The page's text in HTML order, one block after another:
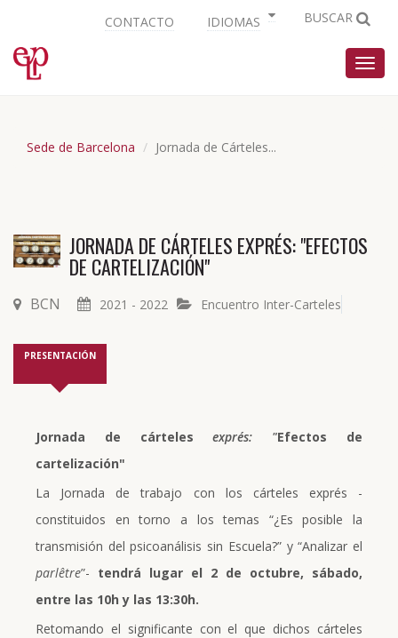
CONTACTO IDIOMAS BUSCAR
Sede de Barcelona Jornada de Cárteles...
JORNADA DE CÁRTELES EXPRÉS: "EFECTOS
DE CARTELIZACIÓN"
BCN 2021 - 2022 Encuentro Inter-Carteles
PRESENTACIÓN
Jornada de cártelesexprés: "Efectos de
cartelización"
La Jornada de trabajo con los cárteles exprés -
constituidos en torno a los temas “¿Es posible la
transmisión del psicoanálisis sin Escuela?” y “Analizar el
parlêtre”- tendrá lugar el 2 de octubre, sábado,
entre las 10h y las 13:30h.
Retomando el significante con el que dichos cárteles